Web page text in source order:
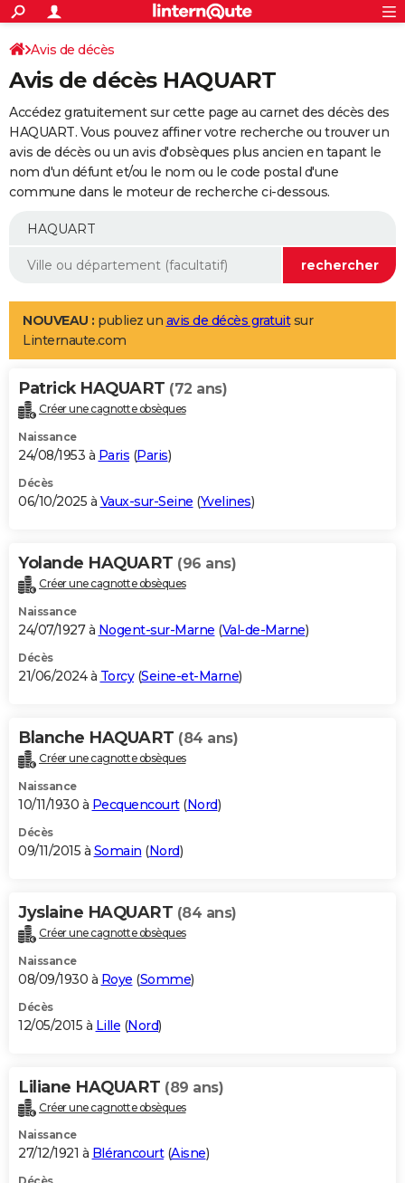
ACTUALITÉS
Politique
Société
Faits Divers
Education
Monde
Villes
+
SPORT
Coupe du monde 2026
Football
Tennis
Cyclisme
Rugby
Forum
Programme TV
TNT
Streaming
Cinéma
Sorties cinéma
Musique
+
FINANCE
Retraite
Epargne
Immobilier
Risques naturels par ville
Banque
Assurance
AUTO
Essais
Réserver un essai
Citadines
Berlines
SUV
Forum auto
+
Mobiles
Meilleur smartphone
Internet
Ordinateurs
Jeux vidéo
Guide high-tech
Aménagement intérieur
LIFESTYLE
Art de vivre
Bien-être
Loisirs
Mode
Modes de vie
Alimentation
Guide de la santé
Maladies
Médicaments
Sommeil
VOYAGE
Destinations
City break
Voyage nature
Voyage de noces
Forum
Climat
+PHOTO
GUIDES D'ACHAT
BONS PLANS
Carte de Noël
Carte Bonne année
Carte Saint-Valentin
Carte Pâques
Carte d'anniversaire
DICTIONNAIRE
Dictionnaire
Biographies
Citations
Expressions
Proverbes
PROGRAMME TV
S'inscrire
Se connecter
Lycées
Collèges
Primaires
Universités
Entreprises
Service militaire
Avis de recherche
AVIS DE DÉCÈS
Bricolage
Lifestyle
Culture
Sport
Auto
Television
Voyage
Cinema
Avis de décès
Avis de décès HAQUART
Accédez gratuitement sur cette page au carnet des décès des
HAQUART. Vous pouvez affiner votre recherche ou trouver un
avis de décès ou un avis d'obsèques plus ancien en tapant le
nom d'un défunt et/ou le nom ou le code postal d'une
commune dans le moteur de recherche ci-dessous.
NOUVEAU : publiez un avis de décès gratuitsur
Linternaute.com
Patrick HAQUART (72 ans)
Créer une cagnotte obsèques
Naissance
24/08/1953 à Paris (Paris)
Décès
06/10/2025 à Vaux-sur-Seine (Yvelines)
Yolande HAQUART (96 ans)
Créer une cagnotte obsèques
Naissance
24/07/1927 à Nogent-sur-Marne (Val-de-Marne)
Décès
21/06/2024 à Torcy(Seine-et-Marne)
Blanche HAQUART (84 ans)
Créer une cagnotte obsèques
Naissance
10/11/1930 à Pecquencourt(Nord)
Décès
09/11/2015 à Somain (Nord)
Jyslaine HAQUART (84 ans)
Créer une cagnotte obsèques
Naissance
08/09/1930 à Roye (Somme)
Décès
12/05/2015 à Lille (Nord)
Liliane HAQUART (89 ans)
Créer une cagnotte obsèques
Naissance
27/12/1921 à Blérancourt(Aisne)